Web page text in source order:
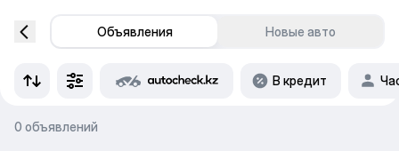
Объявления Новые авто
В кредит
0 объявлений